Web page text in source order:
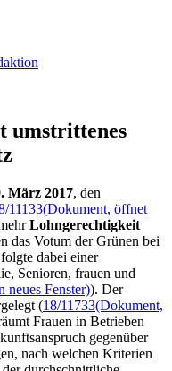
umstrittenes
März 2017, den
11133(Dokument, öffnet
Lohngerechtigkeit
das Votum der Grünen bei
dabei einer
Senioren, frauen und
neues Fenster)). Der
(18/11733(Dokument,
Frauen in Betrieben
gegenüber
nach welchen Kriterien